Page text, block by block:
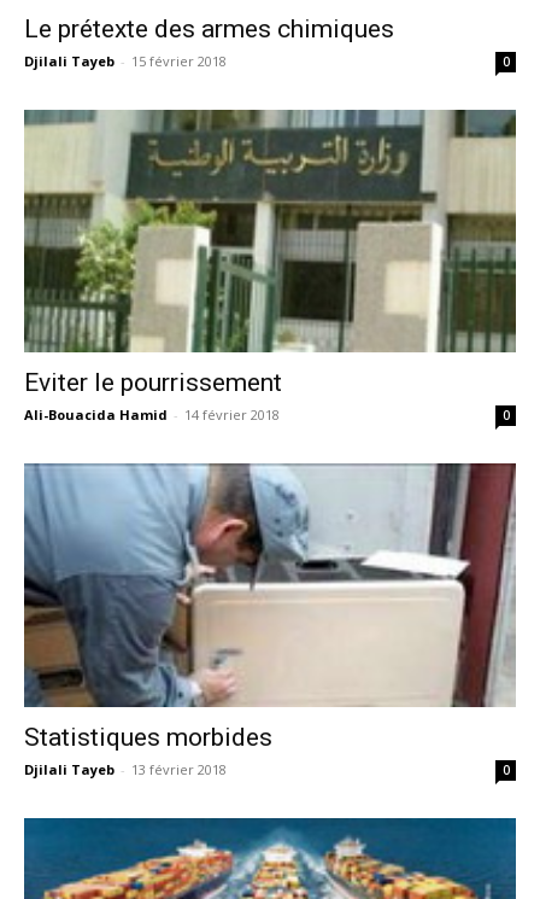
Le prétexte des armes chimiques
Djilali Tayeb - 15 février 2018 0
Eviter le pourrissement
Ali-Bouacida Hamid - 14 février 2018 0
Statistiques morbides
Djilali Tayeb - 13 février 2018 0